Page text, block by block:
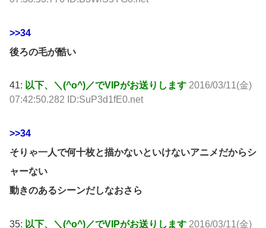
>>34
後ろの毛が酷い
41: 以下、＼(^o^)／でVIPがお送りします 2016/03/11(金)
07:42:50.282 ID:SuP3d1fE0.net
>>34
そりゃ一人で何十枚と描かないといけないアニメだからシ
ャーない
動きのあるシーンだしなおさら
35: 以下、＼(^o^)／でVIPがお送りします 2016/03/11(金)